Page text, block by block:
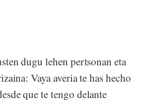
dugu lehen pertsonan eta
Vaya averia te has hecho
que te tengo delante